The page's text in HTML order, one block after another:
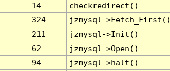
14
checkredirect()
324
jzmysql-
211
jzmysql->Init()
62
jzmysql->Open()
94
jzmysql->halt()